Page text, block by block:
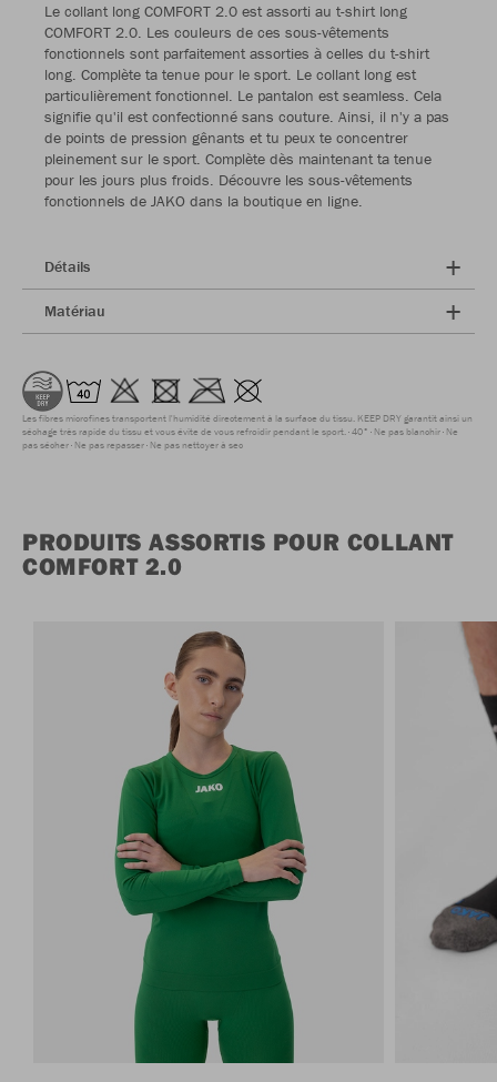
Le collant long COMFORT 2.0 est assorti au t-shirt long
COMFORT 2.0. Les couleurs de ces sous-vêtements
fonctionnels sont parfaitement assorties à celles du t-shirt
long. Complète ta tenue pour le sport. Le collant long est
particulièrement fonctionnel. Le pantalon est seamless. Cela
signifie qu'il est confectionné sans couture. Ainsi, il n'y a pas
de points de pression gênants et tu peux te concentrer
pleinement sur le sport. Complète dès maintenant ta tenue
pour les jours plus froids. Découvre les sous-vêtements
fonctionnels de JAKO dans la boutique en ligne.
Détails
Matériau
Les fibres microfines transportent l'humidité directement à la surface du tissu. KEEP DRY garantit ainsi un
séchage très rapide du tissu et vous évite de vous refroidir pendant le sport. 40° Ne pas blanchir Ne
pas sécher Ne pas repasser Ne pas nettoyer à sec
PRODUITS ASSORTIS POUR COLLANT
COMFORT 2.0